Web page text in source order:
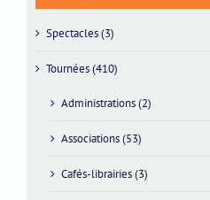
Spectacles (3)
Tournées (410)
Administrations (2)
Associations (53)
Cafés-librairies (3)